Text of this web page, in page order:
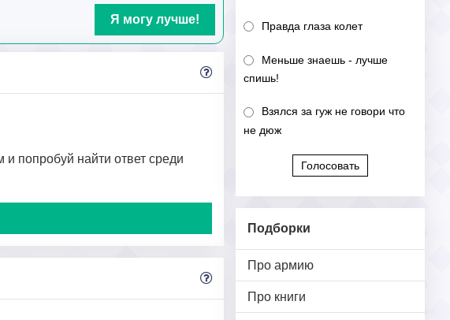
Правда глаза колет
Меньше знаешь - лучше
спишь!
Взялся за гуж не говори что
не дюж
Голосовать
Подборки
Про армию
Про книги
Я могу лучше!
и попробуй найти ответ среди